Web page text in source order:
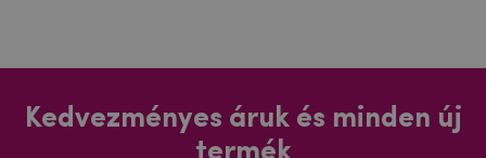
Kedvezményes áruk és minden új